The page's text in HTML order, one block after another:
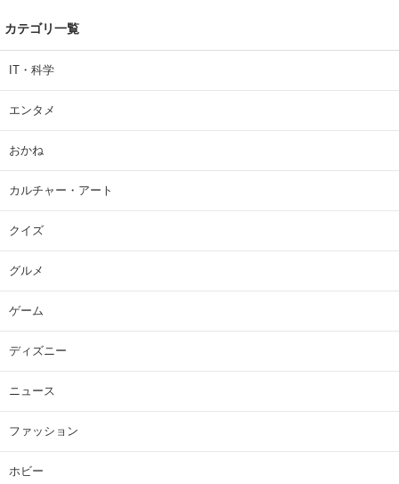
カテゴリ一覧
IT・科学
エンタメ
おかね
カルチャー・アート
クイズ
グルメ
ゲーム
ディズニー
ニュース
ファッション
ホビー